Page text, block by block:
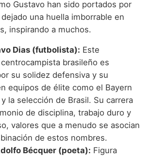
Gustavo han sido portados por
una huella imborrable en
inspirando a muchos.
Dias (futbolista): Este
brasileño es
su solidez defensiva y su
equipos de élite como el Bayern
la selección de Brasil. Su carrera
de disciplina, trabajo duro y
valores que a menudo se asocian
de estos nombres.
Bécquer (poeta): Figura